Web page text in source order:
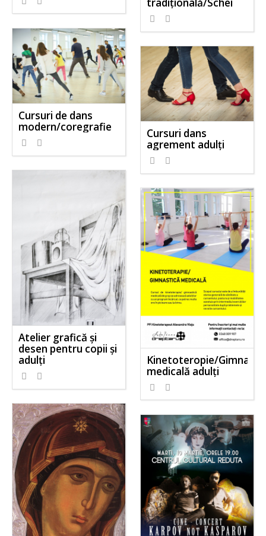
tradițională/Schei
Cursuri de dans
modern/coregrafie
Cursuri dans
agrement adulți
Atelier grafică și
desen pentru copii și
adulți
Kinetoteropie/
medicală adulți